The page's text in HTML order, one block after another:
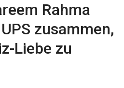
Rahma
zusammen,
Liebe zu